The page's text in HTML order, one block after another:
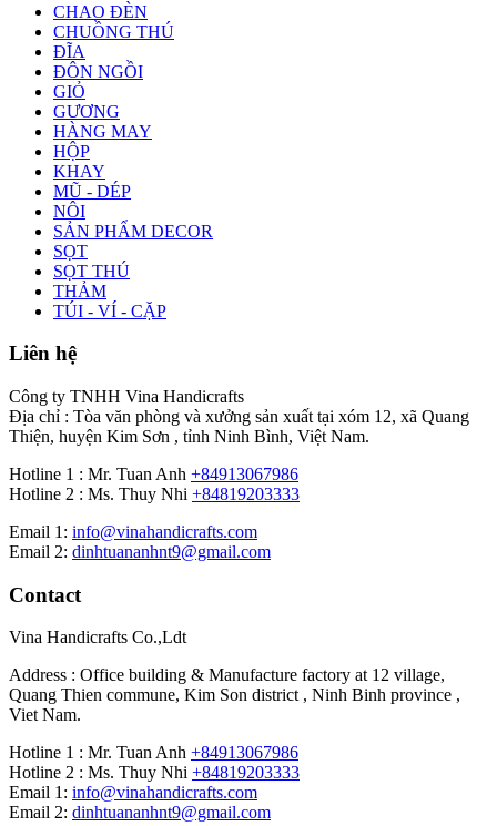
CHAO ĐÈN
CHUỒNG THÚ
ĐĨA
ĐÔN NGỒI
GIỎ
GƯƠNG
HÀNG MAY
HỘP
KHAY
MŨ - DÉP
NÔI
SẢN PHẨM DECOR
SỌT
SỌT THÚ
THẢM
TÚI - VÍ - CẶP
Liên hệ
Công ty TNHH Vina Handicrafts
Địa chỉ : Tòa văn phòng và xưởng sản xuất tại xóm 12, xã Quang
Thiện, huyện Kim Sơn , tỉnh Ninh Bình, Việt Nam.
Hotline 1 : Mr. Tuan Anh +84913067986
Hotline 2 : Ms. Thuy Nhi +84819203333
Email 1: info@vinahandicrafts.com
Email 2: dinhtuananhnt9@gmail.com
Contact
Vina Handicrafts Co.,Ldt
Address : Office building & Manufacture factory at 12 village,
Quang Thien commune, Kim Son district , Ninh Binh province ,
Viet Nam.
Hotline 1 : Mr. Tuan Anh +84913067986
Hotline 2 : Ms. Thuy Nhi +84819203333
Email 1: info@vinahandicrafts.com
Email 2: dinhtuananhnt9@gmail.com